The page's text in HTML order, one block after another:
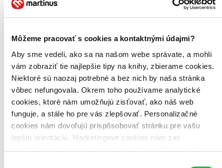
Môžeme pracovať s cookies a kontaktnými údajmi?
Aby sme vedeli, ako sa na našom webe správate, a mohli
vám zobraziť tie najlepšie tipy na knihy, zbierame cookies.
Niektoré sú naozaj potrebné a bez nich by naša stránka
vôbec nefungovala. Okrem toho používame analytické
cookies, ktoré nám umožňujú zisťovať, ako náš web
funguje, a stále ho pre vás zlepšovať. Personalizačné
cookies nám dovoľujú prispôsobovať stránku pre vašu
lepšiu orientáciu. Marketingové cookies nám zas
umožňujú zobrazenie relevantnej reklamy. Niektoré údaje
Billy Eichner
mládě půjde v jeho stopách, zatímco je zkoumán původ jeho
zesnulého otce Mufasy...
DVD film
11,40 €
Na sklade 2 ks
Tento film máme síce aktuálne na sklade, máme však už iba
posledné kusy. Ak ho chcete mať rýchlo, ponáhľajte sa!
Dodanie ďalších môže trvať dlhšie, zvyčajne do šiestich dní.
Pridať do zoznamu